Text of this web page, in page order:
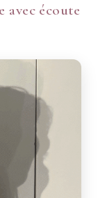
avec écoute